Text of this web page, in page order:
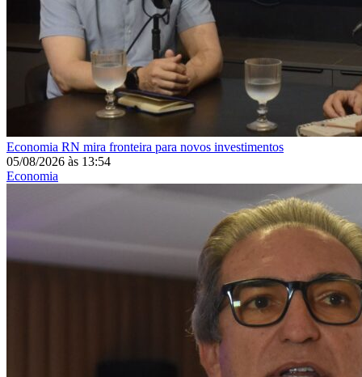
Economia RN mira fronteira para novos investimentos
05/08/2026 às 13:54
Economia